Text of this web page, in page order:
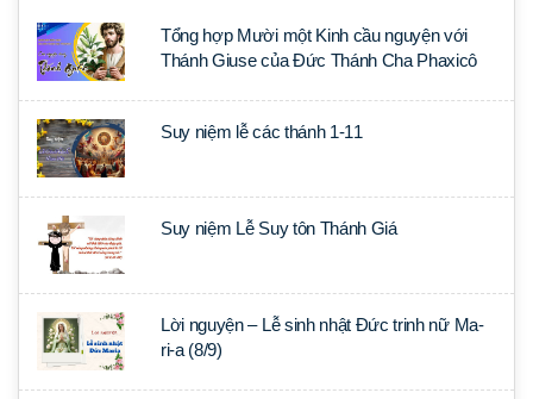
Tổng hợp Mười một Kinh cầu nguyện với
Thánh Giuse của Đức Thánh Cha Phaxicô
Suy niệm lễ các thánh 1-11
Suy niệm Lễ Suy tôn Thánh Giá
Lời nguyện – Lễ sinh nhật Đức trinh nữ Ma-
ri-a (8/9)